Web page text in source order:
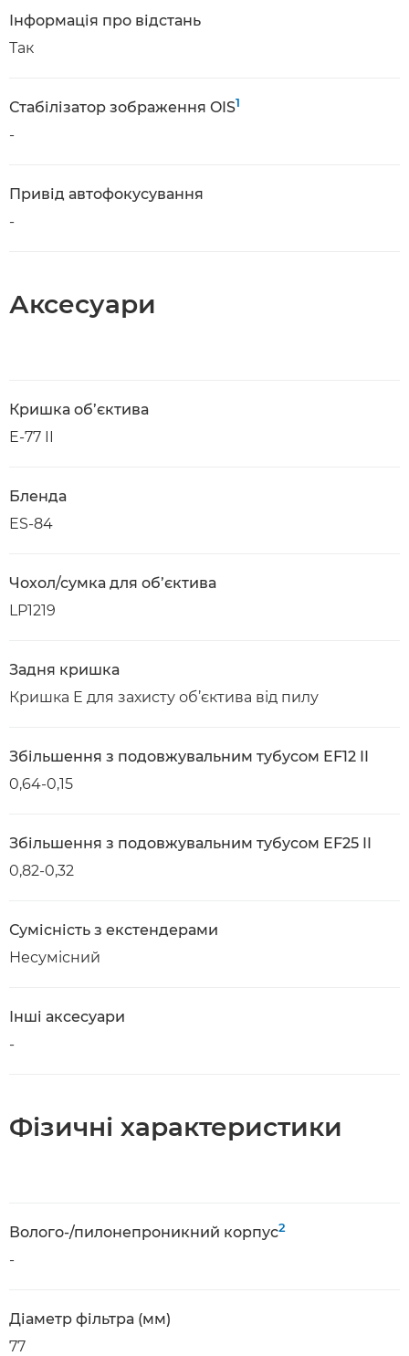
Інформація про відстань
Так
Стабілізатор зображення OIS1
-
Привід автофокусування
-
Аксесуари
Кришка об’єктива
E-77 II
Бленда
ES-84
Чохол/сумка для об’єктива
LP1219
Задня кришка
Кришка E для захисту об’єктива від пилу
Збільшення з подовжувальним тубусом EF12 II
0,64-0,15
Збільшення з подовжувальним тубусом EF25 II
0,82-0,32
Сумісність з екстендерами
Несумісний
Інші аксесуари
-
Фізичні характеристики
Волого-/пилонепроникний корпус2
-
Діаметр фільтра (мм)
77